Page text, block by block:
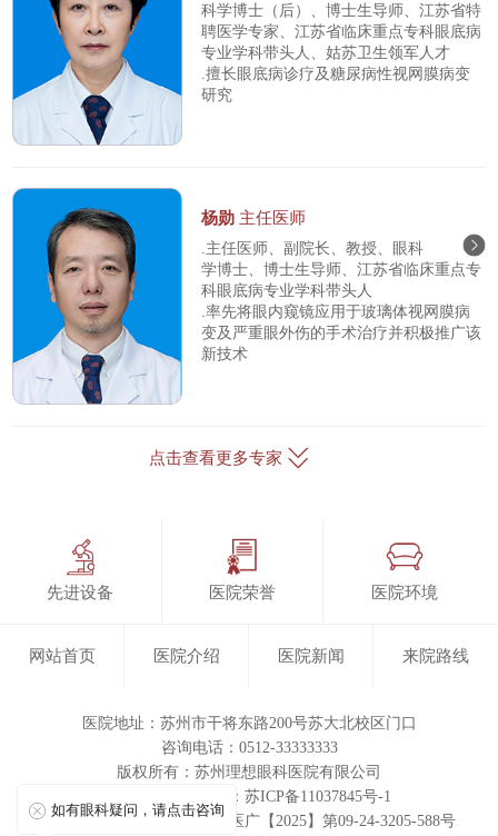
科学博士（后）、博士生导师、江苏省特
聘医学专家、江苏省临床重点专科眼底病
专业学科带头人、姑苏卫生领军人才
.擅长眼底病诊疗及糖尿病性视网膜病变
研究
杨勋 主任医师
.主任医师、副院长、教授、眼科
学博士、博士生导师、江苏省临床重点专
科眼底病专业学科带头人
.率先将眼内窥镜应用于玻璃体视网膜病
变及严重眼外伤的手术治疗并积极推广该
新技术
点击查看更多专家
先进设备 医院荣誉 医院环境
网站首页 医院介绍 医院新闻 来院路线
医院地址：苏州市干将东路200号苏大北校区门口
咨询电话：0512-33333333
版权所有： 苏州理想眼科医院有限公司
ICP备案/许可证号：苏ICP备11037845号-1
医疗广告审查证明文号：苏医广【2025】第09-24-3205-588号
如有眼科疑问，请点击咨询